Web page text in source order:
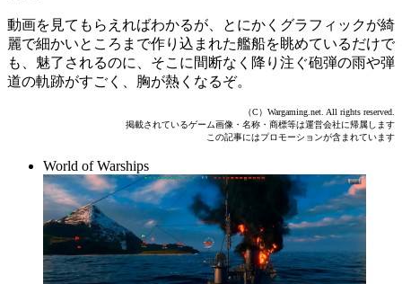
動画を見てもらえればわかるが、とにかくグラフィックが綺
麗で細かいところまで作り込まれた艦船を眺めているだけで
も、魅了されるのに、そこに間断なく降り注ぐ砲弾の雨や弾
道の軌跡がすごく、胸が熱くなるぞ。
（C）Wargaming.net. All rights reserved.
掲載されているゲーム画像・名称・商標等は運営会社に帰属します
この記事にはプロモーションが含まれています
World of Warships